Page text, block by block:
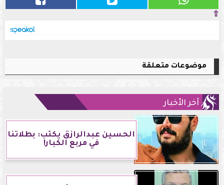
⇧
موضوعات متعلقة
آخر الأخبار
الحسين عبدالرازق يكتب: بطلاتنا
في مربع الكبار!